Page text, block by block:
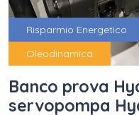
Risparmio Energetico
Oleodinamica
Banco prova
servopompa